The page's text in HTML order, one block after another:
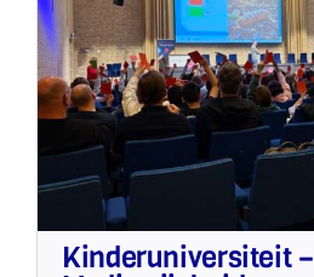
Kinderuniversiteit –